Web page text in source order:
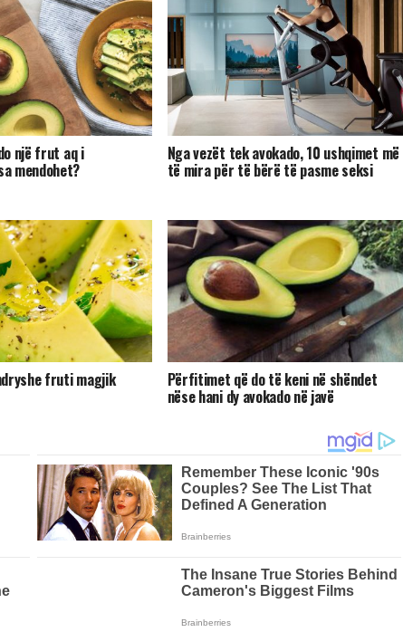
një frut aq i
mendohet?
Nga vezët tek avokado, 10 ushqimet më
të mira për të bërë të pasme seksi
fruti magjik Përfitimet që do të keni në shëndet
nëse hani dy avokado në javë